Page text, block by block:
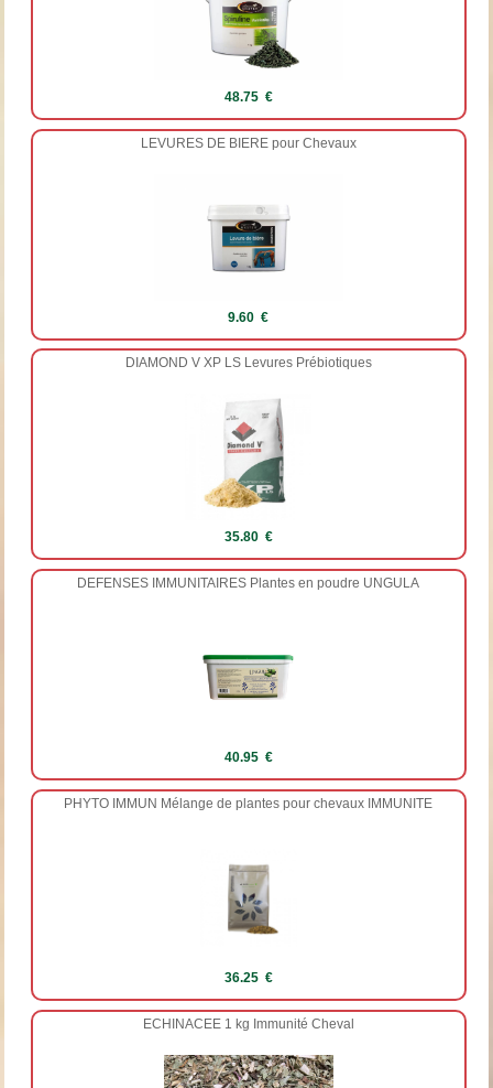
48.75 €
LEVURES DE BIERE pour Chevaux
9.60 €
DIAMOND V XP LS Levures Prébiotiques
35.80 €
DEFENSES IMMUNITAIRES Plantes en poudre UNGULA
40.95 €
PHYTO IMMUN Mélange de plantes pour chevaux IMMUNITE
36.25 €
ECHINACEE 1 kg Immunité Cheval